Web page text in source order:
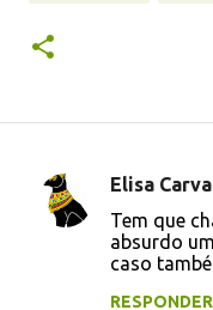
C
Elisa
Tem que
absurdo
caso
RESPONDER